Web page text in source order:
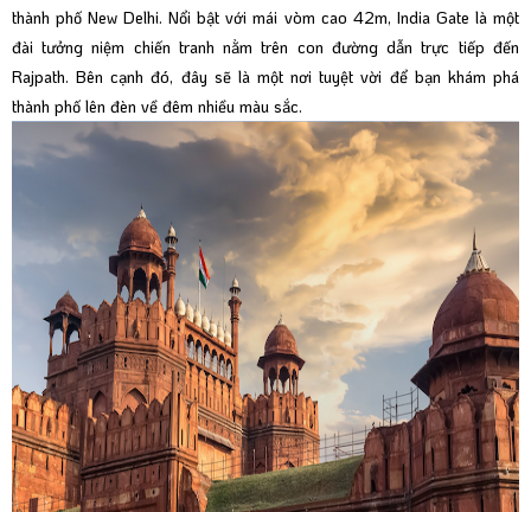
thành phố New Delhi. Nổi bật với mái vòm cao 42m, India Gate là một
đài tưởng niệm chiến tranh nằm trên con đường dẫn trực tiếp đến
Rajpath. Bên cạnh đó, đây sẽ là một nơi tuyệt vời để bạn khám phá
thành phố lên đèn về đêm nhiều màu sắc.